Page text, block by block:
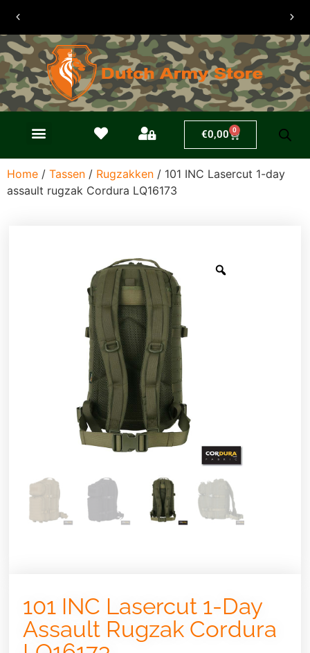
30 dagen
retouren
€0,00 0
Home / Tassen / Rugzakken / 101 INC Lasercut 1-day
assault rugzak Cordura LQ16173
101 INC Lasercut 1-Day
Assault Rugzak Cordura